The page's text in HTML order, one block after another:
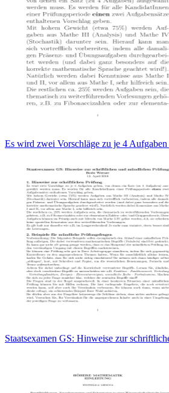
Es wird zwei Vorschläge zu je 4 Aufgaben
Staatsexamen GS: Hinweise zur